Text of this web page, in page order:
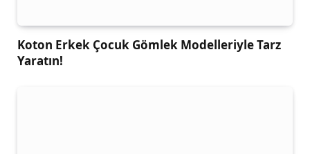
Koton Erkek Çocuk Gömlek Modelleriyle Tarz
Yaratın!